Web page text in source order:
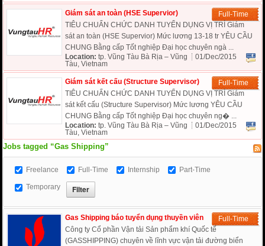
Giám sát an toàn (HSE Supervior)
Full-Time
TIÊU CHUẨN CHỨC DANH TUYỂN DỤNG VỊ TRÍ Giám
sát an toàn (HSE Supervior) Mức lương 13-18 tr YÊU CẦU
CHUNG Bằng cấp Tốt nghiệp Đại học chuyên ngà ...
Location: tp. Vũng Tàu Bà Rịa – Vũng
Tàu, Vietnam
01/Dec/2015
Giám sát kết cấu (Structure Supervisor)
Full-Time
TIÊU CHUẨN CHỨC DANH TUYỂN DỤNG VỊ TRÍ Giám
sát kết cấu (Structure Supervisor) Mức lương YÊU CẦU
CHUNG Bằng cấp Tốt nghiệp Đại học chuyên ng� ...
Location: tp. Vũng Tàu Bà Rịa – Vũng
Tàu, Vietnam
01/Dec/2015
Jobs tagged “Gas Shipping”
Freelance Full-Time Internship Part-Time
Temporary
Gas Shipping báo tuyển dụng thuyền viên
Full-Time
Công ty Cổ phần Vận tải Sản phẩm khí Quốc tế
(GASSHIPPING) chuyên về lĩnh vực vận tải đường biển